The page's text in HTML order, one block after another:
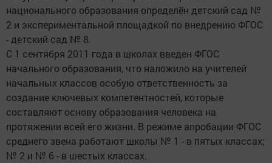
национального образования определён детский сад №
2 и экспериментальной площадкой по внедрению ФГОС
- детский сад № 8.
С 1 сентября 2011 года в школах введен ФГОС
начального образования, что наложило на учителей
начальных классов особую ответственность за
создание ключевых компетентностей, которые
составляют основу образования человека на
протяжении всей его жизни. В режиме апробации ФГОС
среднего звена работают школы № 1 - в пятых классах;
№ 2 и № 6 - в шестых классах.